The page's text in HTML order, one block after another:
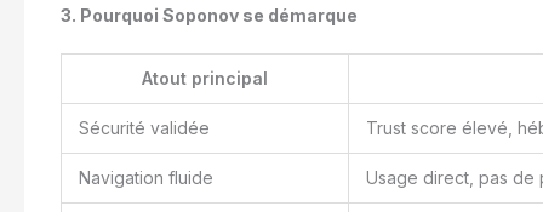
3. Pourquoi Soponov se démarque
Atout principal
Sécurité validée Trust score élevé,
Navigation fluide Usage direct, pas de